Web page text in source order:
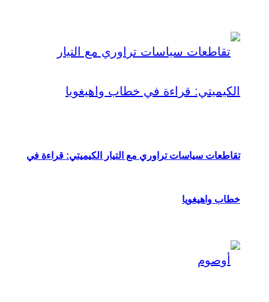
تقاطعات سياسات تراوري مع التيار الكيميتي: قراءة في
خطاب واهيغويا